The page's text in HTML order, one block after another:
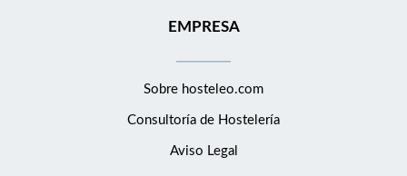
EMPRESA
Sobre hosteleo.com
Consultoría de Hostelería
Aviso Legal